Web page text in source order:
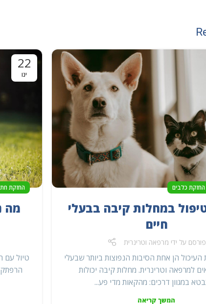
החזקת כלבים
במחלות קיבה בבעלי
חיים
פורסם על ידי מרפאה וטרינרית
העיכול הן אחת הסיבות הנפוצות ביותר שבעלי
למרפאה וטרינרית. מחלות קיבה יכולות
במגוון דרכים: מהקאות מדי פע...
המשך קריאה
22
ינו
החזקת
מה
טיול עם